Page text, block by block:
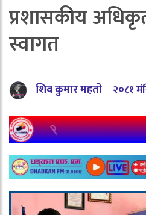
प्रशासकीय
स्वागत
शिव कुमार महतो २०८१